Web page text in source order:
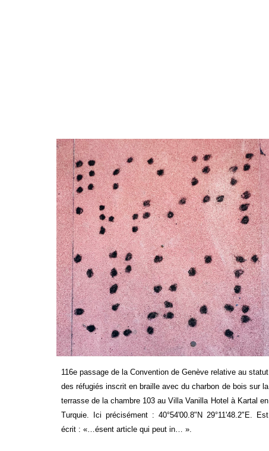
116e passage de la Convention de Genève relative au statut
des réfugiés inscrit en braille avec du charbon de bois sur la
terrasse de la chambre 103 au Villa Vanilla Hotel à Kartal en
Turquie. Ici précisément : 40°54'00.8"N 29°11'48.2"E. Est
écrit : «…ésent article qui peut in… ».